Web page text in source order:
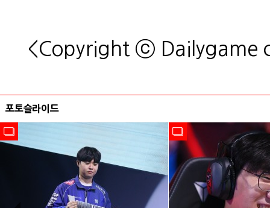
<Copyright ⓒ Dailygame
포토슬라이드